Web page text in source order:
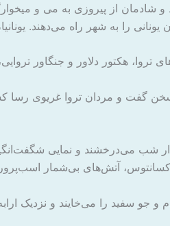
شادمان از پیروزی به می و
را به شهر راه می‌دهند.
تروا، هکتور دلاور و جنگاور
گفت و مردان تروا غریوی رسا
شب می‌درخشند و نمایی
آتش‌های بی‌شمار
جو سفید را می‌خایند و نزدیک